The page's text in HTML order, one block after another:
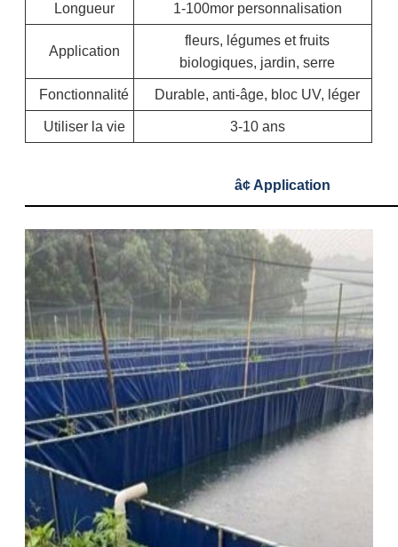
Longueur 1-100mor personnalisation
Application
fleurs, légumes et fruits
biologiques, jardin, serre
Fonctionnalité Durable, anti-âge, bloc UV, léger
Utiliser la vie 3-10 ans
â¢ Application